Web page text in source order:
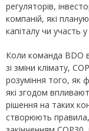
регуляторів,
компаній, які
капіталу чи участь
Коли команда BDO
зі зміни клімату,
розуміння того, як
які згодом
рішення на таких
створюють правила,